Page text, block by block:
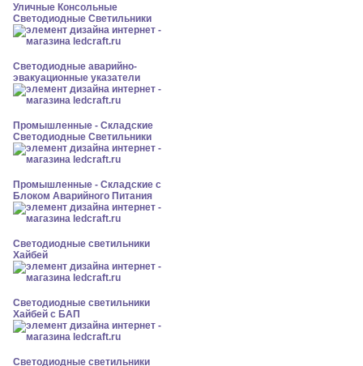
Уличные Консольные
Светодиодные Светильники
Светодиодные аварийно-
эвакуационные указатели
Промышленные - Складские
Светодиодные Светильники
Промышленные - Складские с
Блоком Аварийного Питания
Светодиодные светильники
Хайбей
Светодиодные светильники
Хайбей с БАП
Светодиодные светильники